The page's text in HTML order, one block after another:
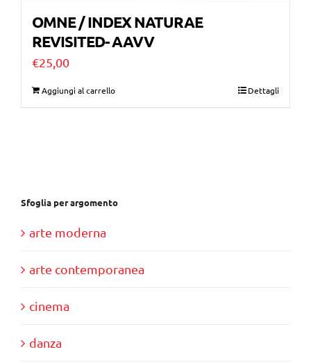
OMNE / INDEX NATURAE
REVISITED- AAVV
€25,00
Aggiungi al carrello Dettagli
Sfoglia per argomento
arte moderna
arte contemporanea
cinema
danza